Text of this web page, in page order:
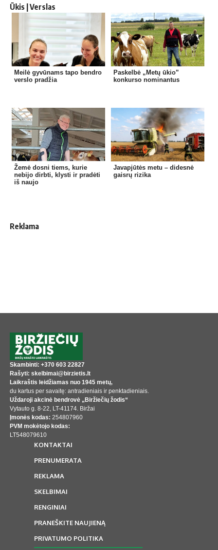
Ūkis | Verslas
Meilė gyvūnams tapo bendro
verslo pradžia
Paskelbė „Metų ūkio”
konkurso nominantus
Žemė dosni tiems, kurie
nebijo dirbti, klysti ir pradėti
iš naujo
Javapjūtės metu – didesnė
gaisrų rizika
Reklama
Skambinti: +370 603 22827
Rašyti: skelbimai@birzietis.lt
Laikraštis leidžiamas nuo 1945 metų,
du kartus per savaitę: antradieniais ir penktadieniais.
Uždaroji akcinė bendrovė „Biržiečių žodis“
Vytauto g. 8-22, LT-41174. Biržai
Įmonės kodas: 254807960
PVM mokėtojo kodas:
LT548079610
KONTAKTAI
PRENUMERATA
REKLAMA
SKELBIMAI
RENGINIAI
PRANEŠKITE NAUJIENĄ
PRIVATUMO POLITIKA